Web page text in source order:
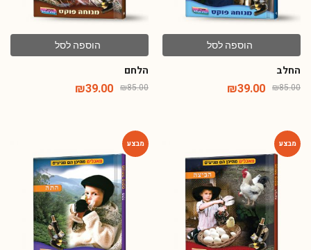
הוספה לסל
החלב
₪85.00
₪39.00
הוספה לסל
הלחם
₪85.00
₪39.00